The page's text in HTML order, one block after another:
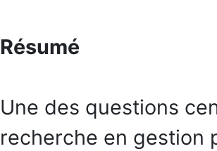
Résumé
Une des questions
recherche en gestion